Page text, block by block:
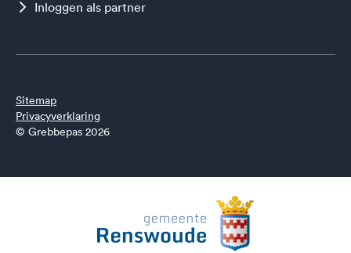
Inloggen als partner
Sitemap
Privacyverklaring
© Grebbepas 2026